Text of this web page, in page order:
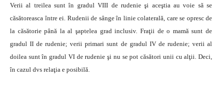
Verii al treilea sunt în gradul VIII de rudenie şi aceştia au voie să se
căsătoreasca între ei. Rudenii de sânge în linie colaterală, care se opresc de
la căsătorie până la al şaptelea grad inclusiv. Fraţii de o mamă sunt de
gradul II de rudenie; verii primari sunt de gradul IV de rudenie; verii al
doilea sunt în gradul VI de rudenie şi nu se pot căsători unii cu alţii. Deci,
în cazul dvs relaţia e posibilă.